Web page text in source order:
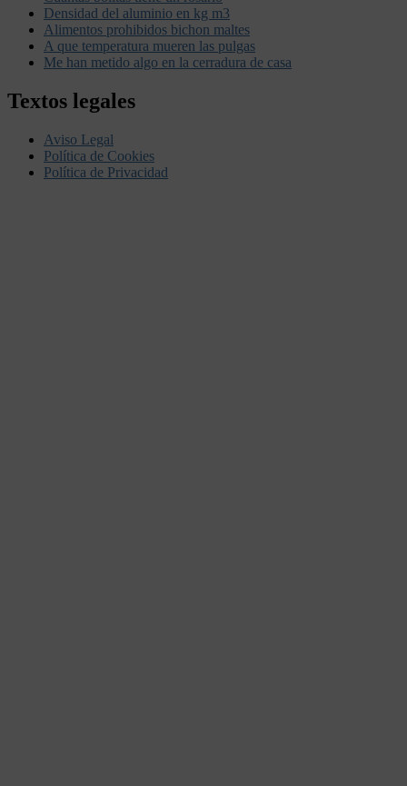
Densidad del aluminio en kg m3
Alimentos prohibidos bichon maltes
A que temperatura mueren las pulgas
Me han metido algo en la cerradura de casa
Textos legales
Aviso Legal
Política de Cookies
Política de Privacidad